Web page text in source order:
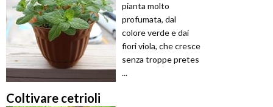
pianta molto
profumata, dal
colore verde e dai
fiori viola, che cresce
senza troppe pretes
...
Coltivare cetrioli